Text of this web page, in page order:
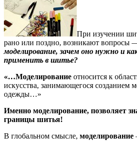
При изучении
рано или поздно, возникают вопросы
моделирование, зачем оно нужно и
применить в шитье?
«…Моделирование относится к
искусства, занимающегося созданием
одежды…»
Именно моделирование, позволяет
границы шитья!
В глобальном смысле, моделирование